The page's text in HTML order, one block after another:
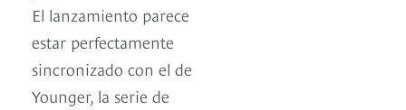
El lanzamiento parece
estar perfectamente
sincronizado con el de
Younger, la serie de